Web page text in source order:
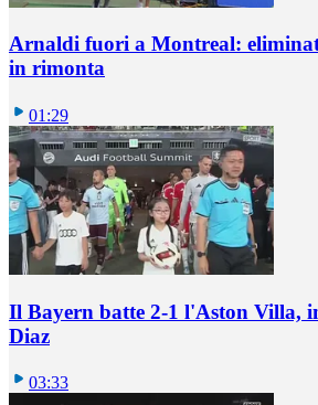
Arnaldi fuori a Montreal:
in rimonta
01:29
Il Bayern batte 2-1 l'Aston Villa,
Diaz
03:33